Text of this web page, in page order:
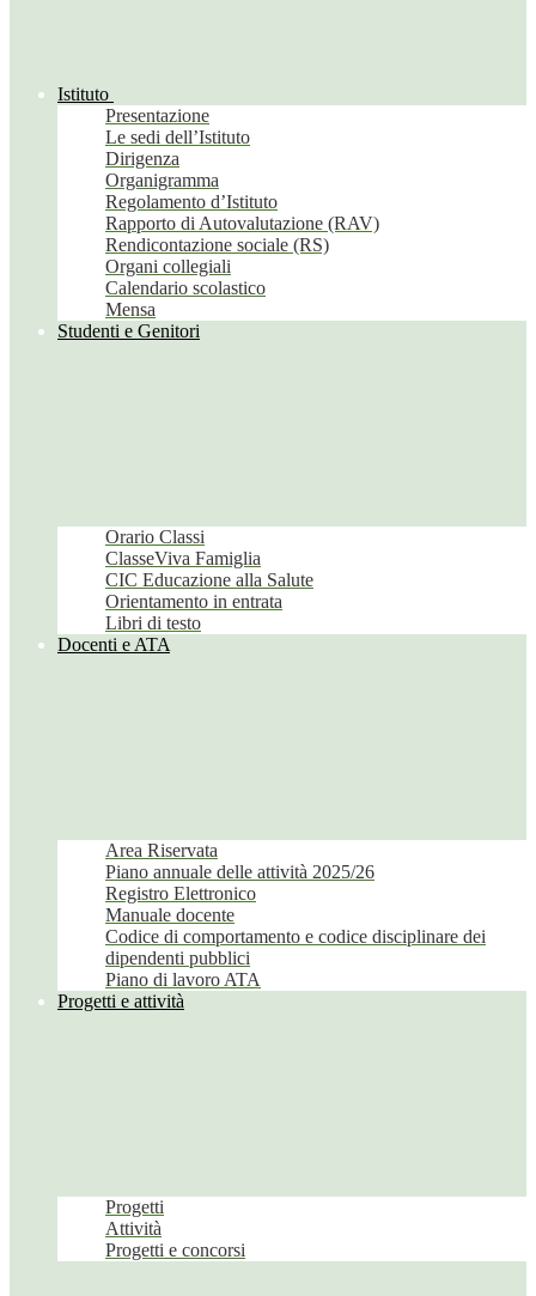
Istituto
Presentazione
Le sedi dell’Istituto
Dirigenza
Organigramma
Regolamento d’Istituto
Rapporto di Autovalutazione (RAV)
Rendicontazione sociale (RS)
Organi collegiali
Calendario scolastico
Mensa
Studenti e Genitori
Orario Classi
ClasseViva Famiglia
CIC Educazione alla Salute
Orientamento in entrata
Libri di testo
Docenti e ATA
Area Riservata
Piano annuale delle attività 2025/26
Registro Elettronico
Manuale docente
Codice di comportamento e codice disciplinare dei
dipendenti pubblici
Piano di lavoro ATA
Progetti e attività
Progetti
Attività
Progetti e concorsi